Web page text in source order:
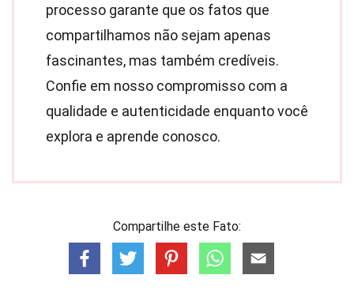
processo garante que os fatos que
compartilhamos não sejam apenas
fascinantes, mas também credíveis.
Confie em nosso compromisso com a
qualidade e autenticidade enquanto você
explora e aprende conosco.
Compartilhe este Fato: